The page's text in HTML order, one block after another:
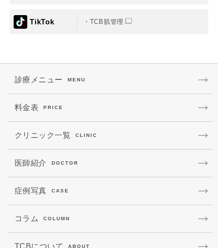
TikTok TCB肌管理
診療メニュー MENU
料金表 PRICE
クリニック一覧 CLINIC
医師紹介 DOCTOR
症例写真 CASE
コラム COLUMN
TCBについて ABOUT